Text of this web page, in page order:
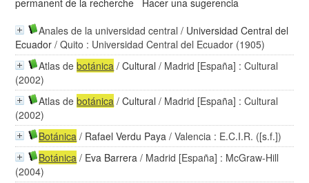
permanent de la recherche
Hacer una sugerencia
Anales de la universidad central / Universidad Central del
Ecuador / Quito : Universidad Central del Ecuador (1905)
Atlas debotánica /Cultural / Madrid [España] : Cultural
(2002)
Atlas debotánica /Cultural / Madrid [España] : Cultural
(2002)
Botánica / Rafael Verdu Paya / Valencia : E.C.I.R. ([s.f.])
Botánica / Eva Barrera / Madrid [España] : McGraw-Hill
(2004)